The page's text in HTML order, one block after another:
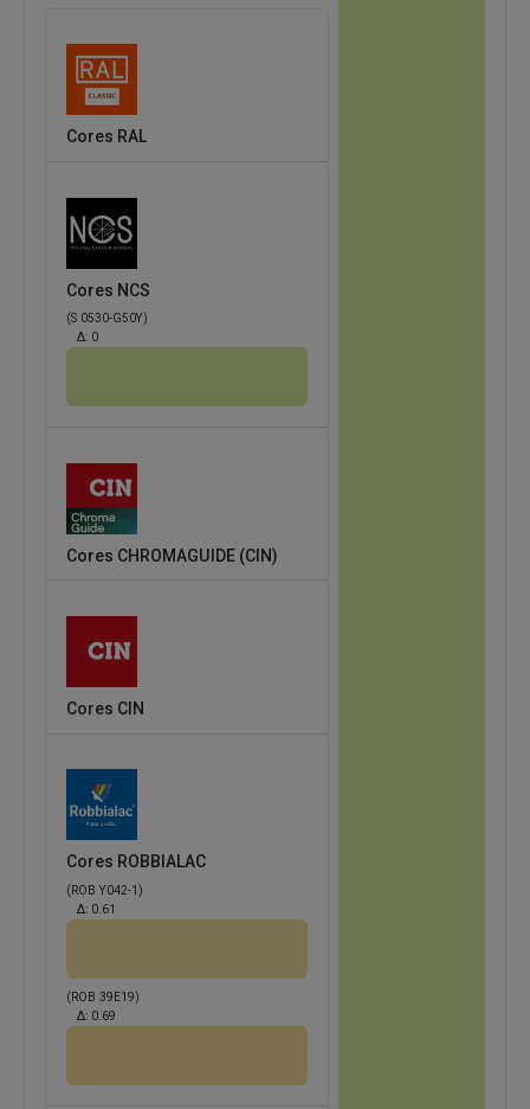
Cores RAL
Cores NCS
(S 0530-G50Y)
Δ: 0
Cores CHROMAGUIDE (CIN)
Cores CIN
Cores ROBBIALAC
(ROB Y042-1)
Δ: 0.61
(ROB 39E19)
Δ: 0.69